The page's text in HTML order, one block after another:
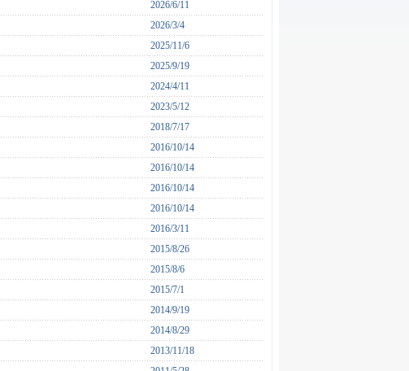
2026/6/11
2026/3/4
2025/11/6
2025/9/19
2024/4/11
2023/5/12
2018/7/17
2016/10/14
2016/10/14
2016/10/14
2016/10/14
2016/3/11
2015/8/26
2015/8/6
2015/7/1
2014/9/19
2014/8/29
2013/11/18